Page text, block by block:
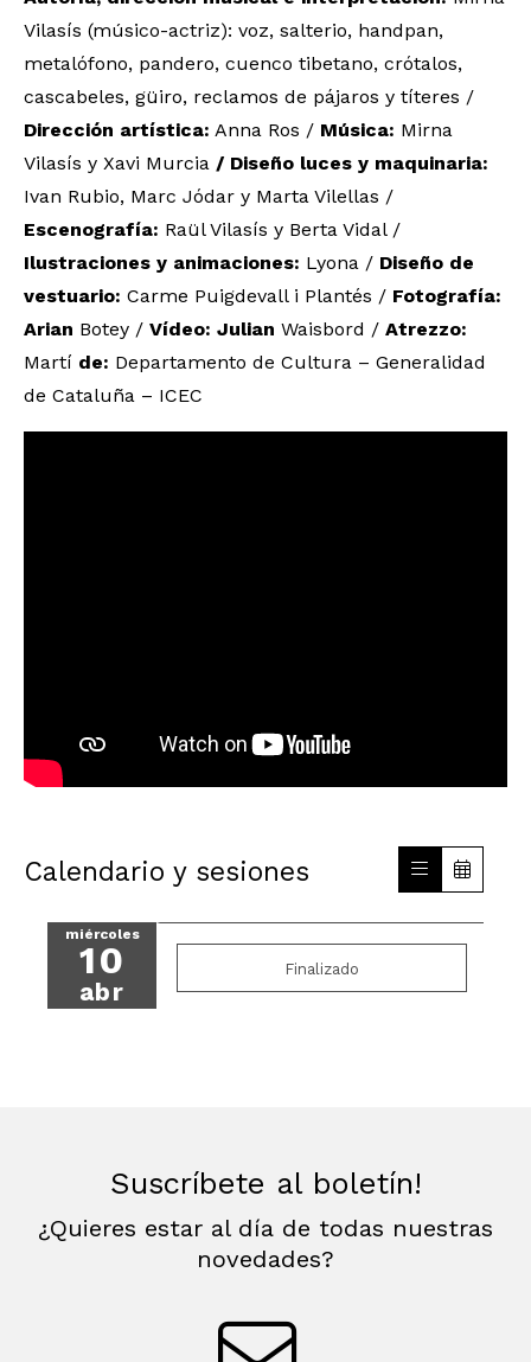
Vilasís (músico-actriz): voz, salterio, handpan,
metalófono, pandero, cuenco tibetano, crótalos,
cascabeles, güiro, reclamos de pájaros y títeres /
Dirección artística: Anna Ros / Música: Mirna
Vilasís y Xavi Murcia / Diseño luces y maquinaria:
Ivan Rubio, Marc Jódar y Marta Vilellas /
Escenografía: Raül Vilasís y Berta Vidal /
Ilustraciones y animaciones: Lyona / Diseño de
vestuario: Carme Puigdevall i Plantés / Fotografía:
Arian Botey / Vídeo: Julian Waisbord / Atrezzo:
Martí de: Departamento de Cultura – Generalidad
de Cataluña – ICEC
Calendario y sesiones
miércoles
10
abr
Finalizado
Suscríbete al boletín!
¿Quieres estar al día de todas nuestras
novedades?